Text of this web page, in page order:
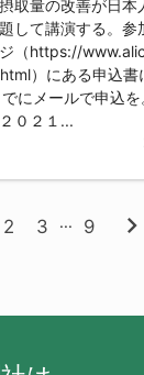
取量の改善が日本
して講演する。参
（https://
）にある申込書
でにメールで申込
０２１...
2 3 ... 9 chevron_right